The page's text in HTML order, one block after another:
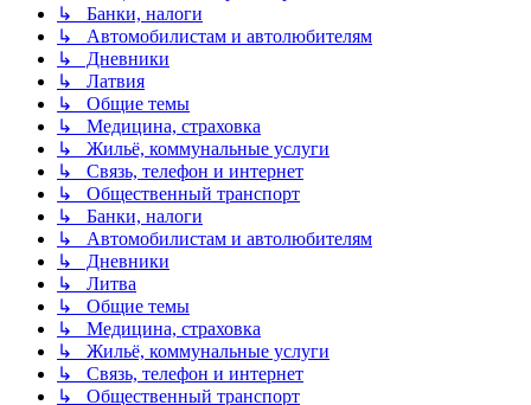
↳ Банки, налоги
↳ Автомобилистам и автолюбителям
↳ Дневники
↳ Латвия
↳ Общие темы
↳ Медицина, страховка
↳ Жильё, коммунальные услуги
↳ Связь, телефон и интернет
↳ Общественный транспорт
↳ Банки, налоги
↳ Автомобилистам и автолюбителям
↳ Дневники
↳ Литва
↳ Общие темы
↳ Медицина, страховка
↳ Жильё, коммунальные услуги
↳ Связь, телефон и интернет
↳ Общественный транспорт